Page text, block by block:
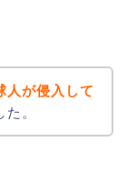
人が侵入して
。